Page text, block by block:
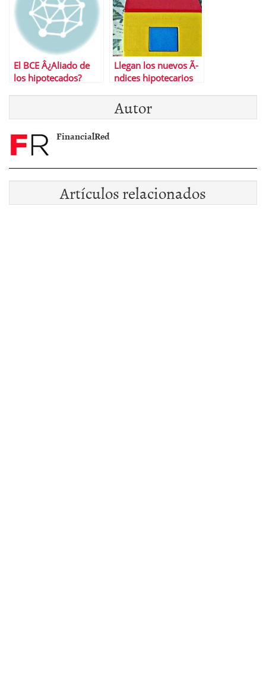
El BCE Â¿Aliado de
los hipotecados?
Llegan los nuevos Ã­
ndices hipotecarios
Autor
FinancialRed
Artículos relacionados